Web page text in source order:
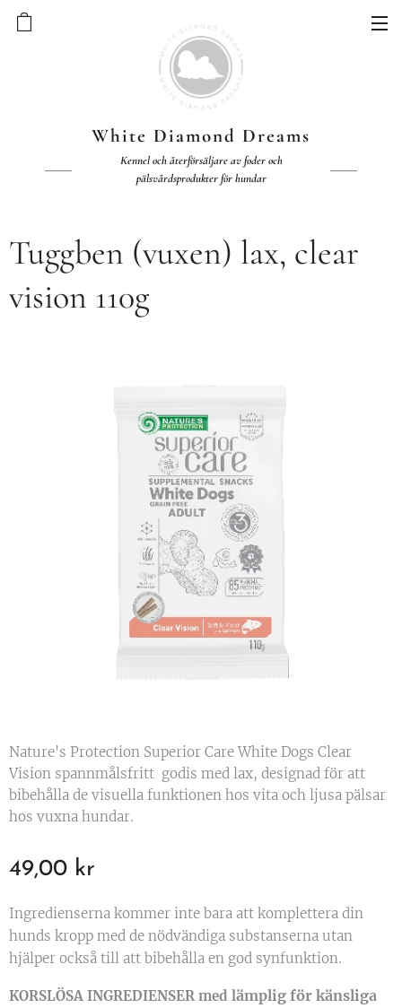
White Diamond Dreams
Kennel och återförsäljare av foder och
pälsvårdsprodukter för hundar
Tuggben (vuxen) lax, clear
vision 110g
Nature's Protection Superior Care White Dogs Clear
Vision spannmålsfritt godis med lax, designad för att
bibehålla de visuella funktionen hos vita och ljusa pälsar
hos vuxna hundar.
49,00 kr
Ingredienserna kommer inte bara att komplettera din
hunds kropp med de nödvändiga substanserna utan
hjälper också till att bibehålla en god synfunktion.
KORSLÖSA INGREDIENSER med lämplig för känsliga